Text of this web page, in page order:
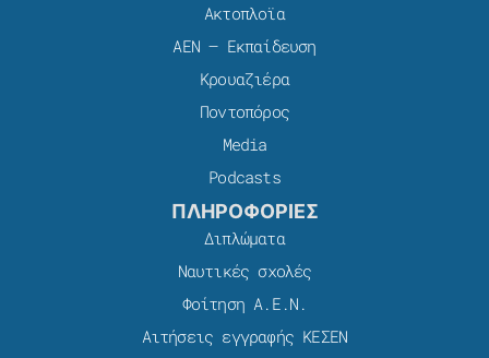
Ακτοπλοϊα
ΑΕΝ – Εκπαίδευση
Κρουαζιέρα
Ποντοπόρος
Media
Podcasts
ΠΛΗΡΟΦΟΡΙΕΣ
Διπλώματα
Ναυτικές σχολές
Φοίτηση Α.Ε.Ν.
Αιτήσεις εγγραφής ΚΕΣΕΝ